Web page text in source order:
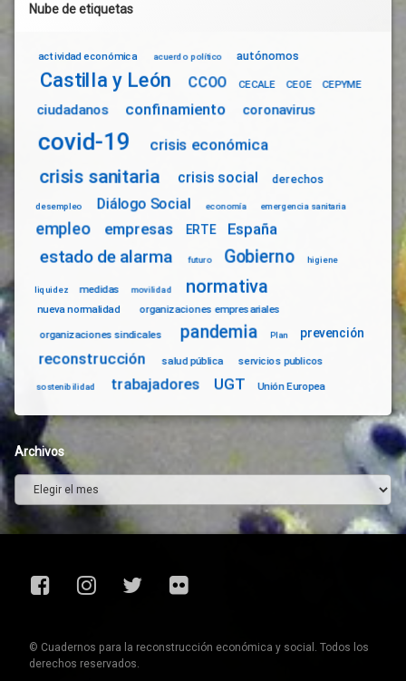
Nube de etiquetas
actividad económica acuerdo político autónomos
Castilla y León CCOO CECALE CEOE CEPYME
ciudadanos confinamiento coronavirus
covid-19 crisis económica
crisis sanitaria crisis social derechos
desempleo Diálogo Social economía emergencia sanitaria
empleo empresas ERTE España
estado de alarma futuro Gobierno higiene
liquidez medidas movilidad normativa
nueva normalidad organizaciones empresariales
organizaciones sindicales pandemia Plan prevención
reconstrucción salud pública servicios publicos
sostenibilidad trabajadores UGT Unión Europea
Archivos
Archivos
FacebookInstagram
TwitterFlickr
© Cuadernos para la reconstrucción económica y social. Todos los
derechos reservados.